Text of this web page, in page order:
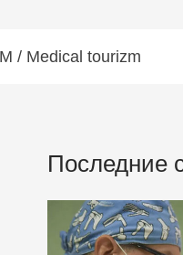
/ Medical tourizm
Последние